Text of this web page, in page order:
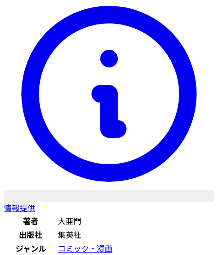
情報提供
著者
大亜門
出版社
集英社
ジャンル
コミック・漫画